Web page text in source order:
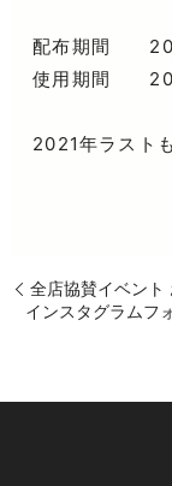
配布期間
使用期間
2021年ラスト
全店協賛イベント
インスタグラムフ